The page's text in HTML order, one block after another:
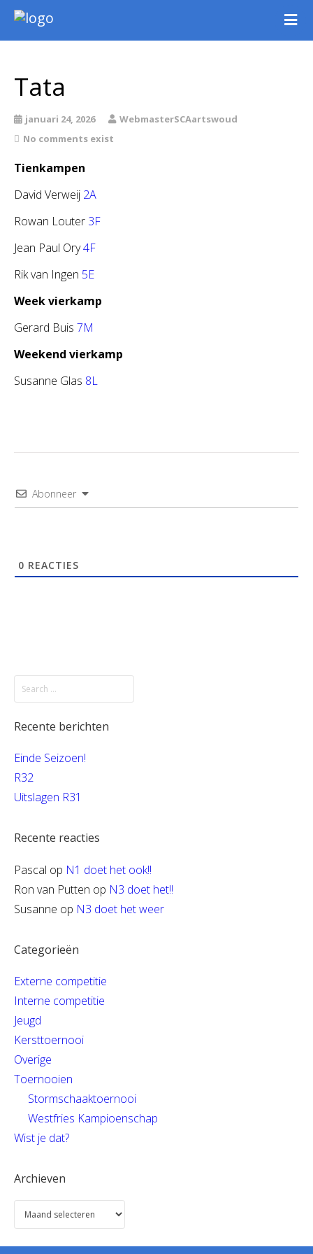
Nieuws
WSK Toernooi
Informatie
Archief
Tata
januari 24, 2026
WebmasterSCAartswoud
No comments exist
Tienkampen
David Verweij 2A
Rowan Louter 3F
Jean Paul Ory4F
Rik van Ingen 5E
Week vierkamp
Gerard Buis 7M
Weekend vierkamp
Susanne Glas 8L
Abonneer
0 REACTIES
Recente berichten
Einde Seizoen!
R32
Uitslagen R31
Recente reacties
Pascal op N1 doet het ook!!
Ron van Putten op N3 doet het!!
Susanne op N3 doet het weer
Categorieën
Externe competitie
Interne competitie
Jeugd
Kersttoernooi
Overige
Toernooien
Stormschaaktoernooi
Westfries Kampioenschap
Wist je dat?
Archieven